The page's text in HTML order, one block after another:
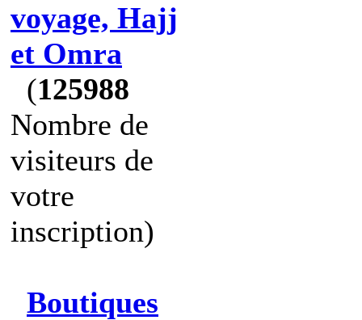
voyage, Hajj
et Omra
(125988
Nombre de
visiteurs de
votre
inscription)
Boutiques